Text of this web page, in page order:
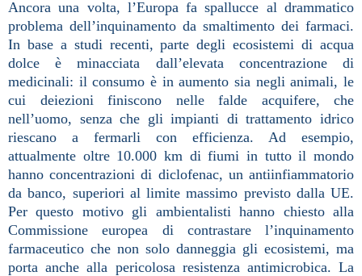
Ancora una volta, l’Europa fa spallucce al drammatico
problema dell’inquinamento da smaltimento dei farmaci.
In base a studi recenti, parte degli ecosistemi di acqua
dolce è minacciata dall’elevata concentrazione di
medicinali: il consumo è in aumento sia negli animali, le
cui deiezioni finiscono nelle falde acquifere, che
nell’uomo, senza che gli impianti di trattamento idrico
riescano a fermarli con efficienza. Ad esempio,
attualmente oltre 10.000 km di fiumi in tutto il mondo
hanno concentrazioni di diclofenac, un antiinfiammatorio
da banco, superiori al limite massimo previsto dalla UE.
Per questo motivo gli ambientalisti hanno chiesto alla
Commissione europea di contrastare l’inquinamento
farmaceutico che non solo danneggia gli ecosistemi, ma
porta anche alla pericolosa resistenza antimicrobica. La